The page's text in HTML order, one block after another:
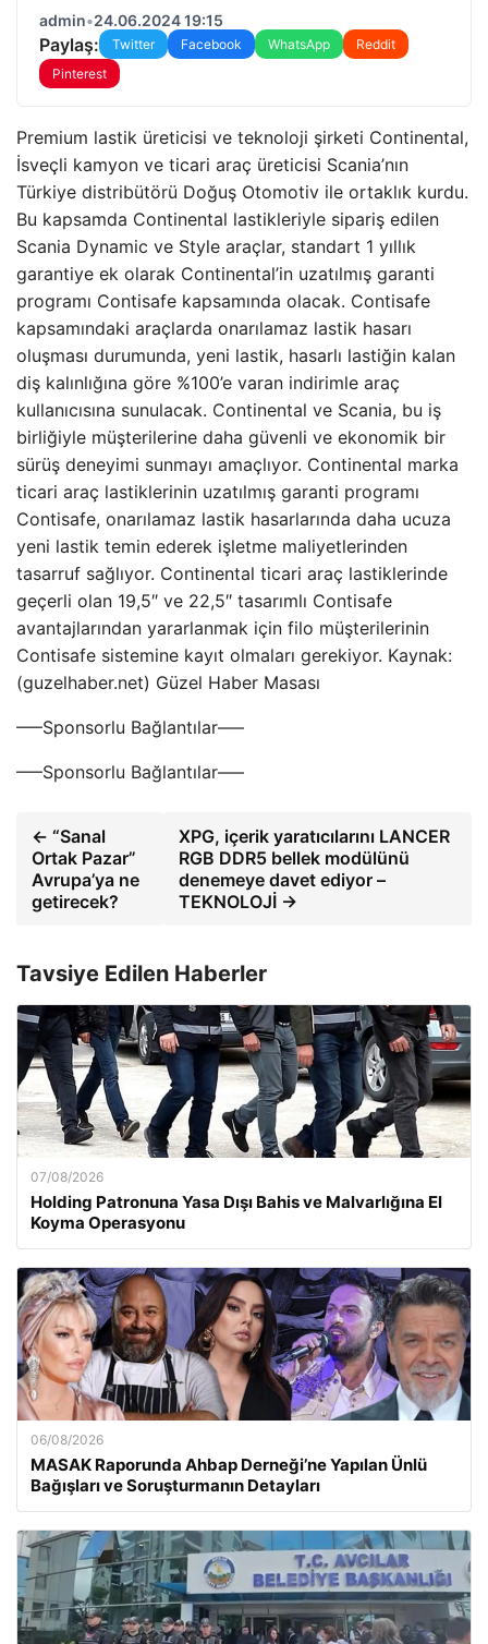
admin•24.06.2024 19:15
Paylaş: Twitter Facebook WhatsApp
Reddit
Pinterest
Premium lastik üreticisi ve teknoloji şirketi Continental,
İsveçli kamyon ve ticari araç üreticisi Scania’nın
Türkiye distribütörü Doğuş Otomotiv ile ortaklık kurdu.
Bu kapsamda Continental lastikleriyle sipariş edilen
Scania Dynamic ve Style araçlar, standart 1 yıllık
garantiye ek olarak Continental’in uzatılmış garanti
programı Contisafe kapsamında olacak. Contisafe
kapsamındaki araçlarda onarılamaz lastik hasarı
oluşması durumunda, yeni lastik, hasarlı lastiğin kalan
diş kalınlığına göre %100’e varan indirimle araç
kullanıcısına sunulacak. Continental ve Scania, bu iş
birliğiyle müşterilerine daha güvenli ve ekonomik bir
sürüş deneyimi sunmayı amaçlıyor. Continental marka
ticari araç lastiklerinin uzatılmış garanti programı
Contisafe, onarılamaz lastik hasarlarında daha ucuza
yeni lastik temin ederek işletme maliyetlerinden
tasarruf sağlıyor. Continental ticari araç lastiklerinde
geçerli olan 19,5″ ve 22,5″ tasarımlı Contisafe
avantajlarından yararlanmak için filo müşterilerinin
Contisafe sistemine kayıt olmaları gerekiyor. Kaynak:
(guzelhaber.net) Güzel Haber Masası
—–Sponsorlu Bağlantılar—–
—–Sponsorlu Bağlantılar—–
← “Sanal
Ortak Pazar”
Avrupa’ya ne
getirecek?
XPG, içerik yaratıcılarını LANCER
RGB DDR5 bellek modülünü
denemeye davet ediyor –
TEKNOLOJİ →
Tavsiye Edilen Haberler
07/08/2026
Holding Patronuna Yasa Dışı Bahis ve Malvarlığına El
Koyma Operasyonu
06/08/2026
MASAK Raporunda Ahbap Derneği’ne Yapılan Ünlü
Bağışları ve Soruşturmanın Detayları